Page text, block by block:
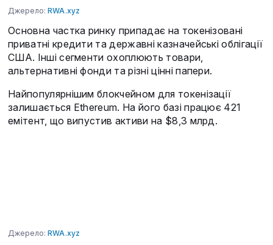
Джерело: RWA.xyz
Основна частка ринку припадає на токенізовані
приватні кредити та державні казначейські облігації
США. Інші сегменти охоплюють товари,
альтернативні фонди та різні цінні папери.
Найпопулярнішим блокчейном для токенізації
залишається Ethereum. На його базі працює 421
емітент, що випустив активи на $8,3 млрд.
Джерело: RWA.xyz